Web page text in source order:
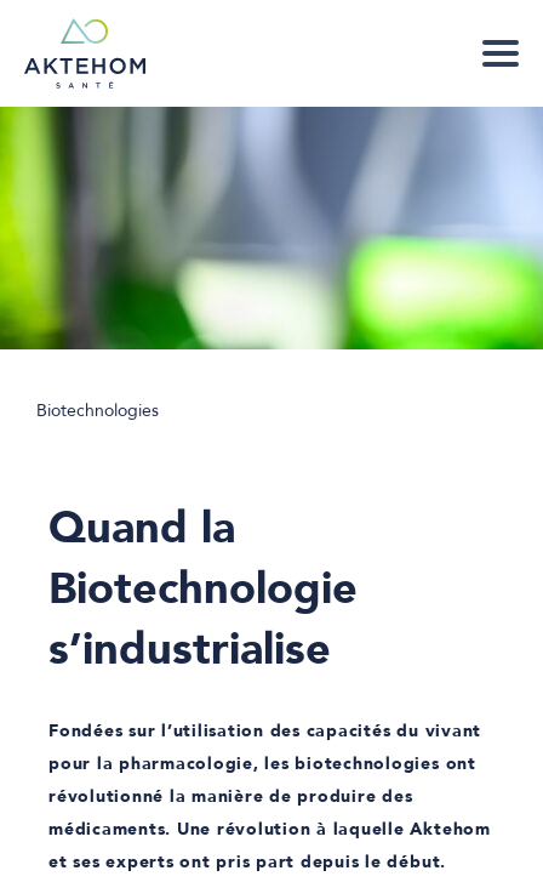
Biotechnologies
Quand la
Biotechnologie
s’industrialise
Fondées sur l’utilisation des capacités du vivant
pour la pharmacologie, les biotechnologies ont
révolutionné la manière de produire des
médicaments. Une révolution à laquelle Aktehom
et ses experts ont pris part depuis le début.